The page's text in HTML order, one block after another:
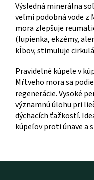
Výsledná minerálna
veľmi podobná vode z
mora zlepšuje
(lupienka, ekzémy,
kĺbov, stimuluje
Pravidelné kúpele v
Mŕtveho mora sa
regenerácie. Vysoké
významnú úlohu pri
dýchacích ťažkostí.
kúpeľov proti únave a